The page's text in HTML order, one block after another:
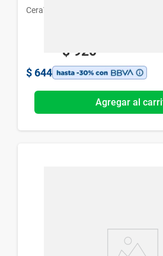
CeraVe
$ 920
$ 644
Agregar al